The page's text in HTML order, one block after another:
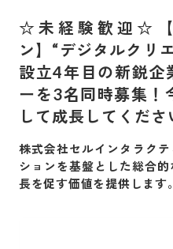
☆未経験歓迎☆【
ン】“デジタルクリ
設立4年目の新鋭企
ーを3名同時募集！
して成長してくだ
株式会社セルインタラクテ
ションを基盤とした総合
長を促す価値を提供します。